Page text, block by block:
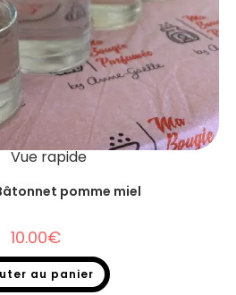
Vue rapide
pomme miel
10.00€
au panier